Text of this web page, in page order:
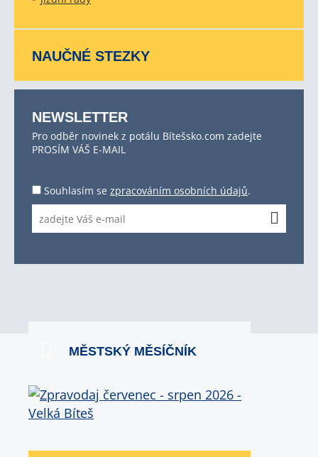
NAUČNÉ STEZKY
NEWSLETTER
Pro odběr novinek z potálu Bítešsko.com zadejte
PROSÍM VÁŠ E-MAIL
Souhlasím se zpracováním osobních údajů.
MĚSTSKÝ MĚSÍČNÍK